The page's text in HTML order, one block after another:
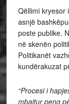
Qëllimi kryesor
asnjë
poste publike.
në skenën
Politikanët
kundërakuzat
“Procesi i
mbajtur peng